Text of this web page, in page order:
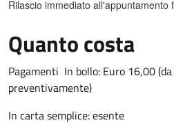
Rilascio immediato all'appuntamento
Quanto costa
Pagamenti In bollo: Euro 16,00
preventivamente)
In carta semplice: esente